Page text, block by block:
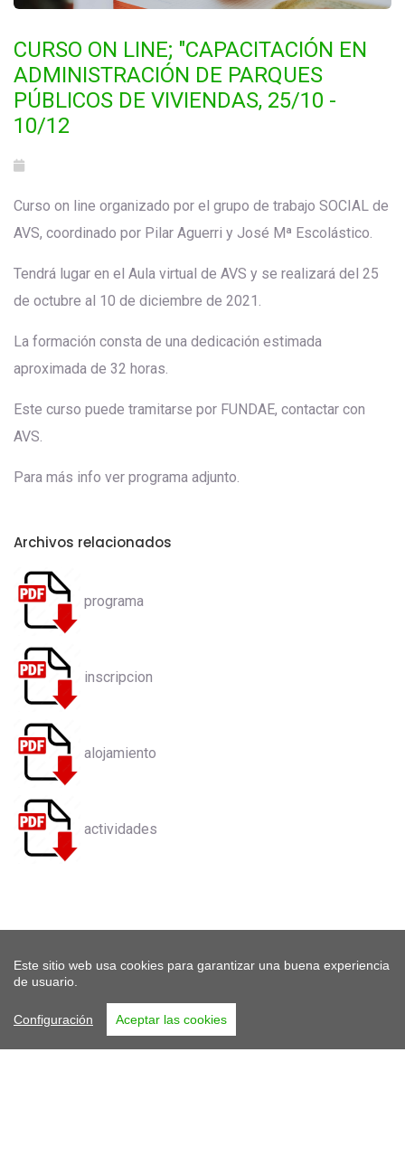
Este sitio web usa cookies para garantizar una buena experiencia
de usuario.
Configuración Aceptar las cookies
CURSO ON LINE; "CAPACITACIÓN EN
ADMINISTRACIÓN DE PARQUES
PÚBLICOS DE VIVIENDAS, 25/10 -
10/12
Curso on line organizado por el grupo de trabajo SOCIAL de
AVS, coordinado por Pilar Aguerri y José Mª Escolástico.
Tendrá lugar en el Aula virtual de AVS y se realizará del 25
de octubre al 10 de diciembre de 2021.
La formación consta de una dedicación estimada
aproximada de 32 horas.
Este curso puede tramitarse por FUNDAE, contactar con
AVS.
Para más info ver programa adjunto.
Archivos relacionados
programa
inscripcion
alojamiento
actividades